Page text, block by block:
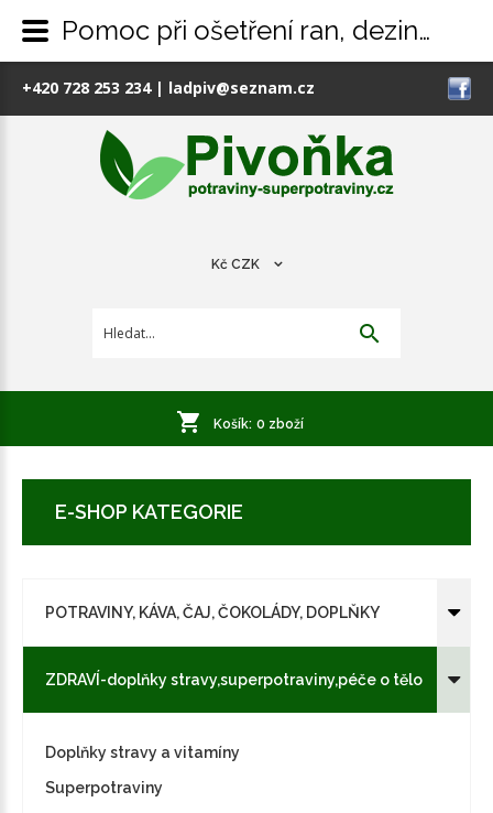
+420 728 253 234| ladpiv@seznam.cz
Kč CZK
Košík: 0 zboží
E-SHOP KATEGORIE
POTRAVINY, KÁVA, ČAJ, ČOKOLÁDY, DOPLŇKY
ZDRAVÍ-doplňky stravy,superpotraviny,péče o tělo
Doplňky stravy a vitamíny
Superpotraviny
Pomoc při ošetření ran, dezinfekce